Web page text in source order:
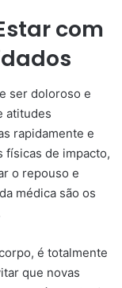
com
ser doloroso e
atitudes
rapidamente e
físicas de impacto,
o repouso e
médica são os
é totalmente
que novas